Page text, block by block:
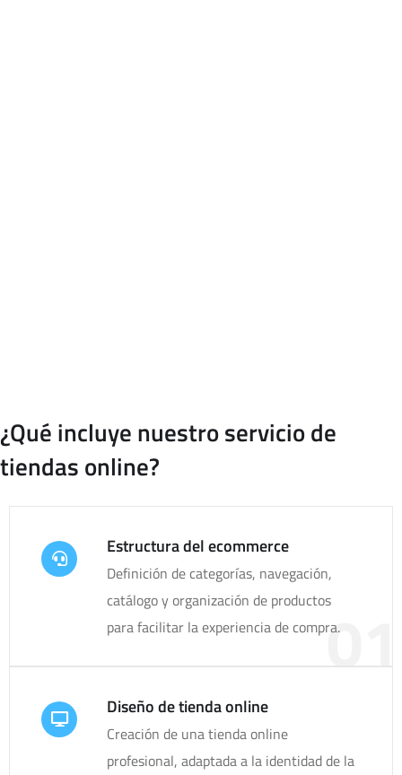
¿Qué incluye nuestro servicio de
tiendas online?
01
Estructura del ecommerce
Definición de categorías, navegación,
catálogo y organización de productos
para facilitar la experiencia de compra.
Diseño de tienda online
Creación de una tienda online
profesional, adaptada a la identidad de la